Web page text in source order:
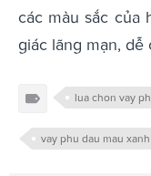
các màu sắc của
giác lãng mạn, dễ
lua chon vay
vay phu dau mau